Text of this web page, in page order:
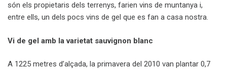
són els propietaris dels terrenys, farien vins de muntanya i,
entre ells, un dels pocs vins de gel que es fan a casa nostra.
Vi de gel amb la varietat sauvignon blanc
A 1225 metres d’alçada, la primavera del 2010 van plantar 0,7